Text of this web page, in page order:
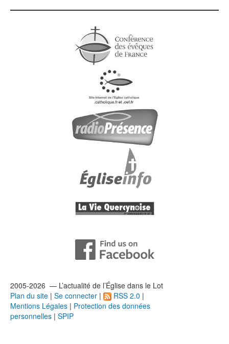
2005-2026 — L’actualité de l’Église dans le Lot
Plan du site | Se connecter | RSS 2.0 |
Mentions Légales | Protection des données
personnelles | SPIP